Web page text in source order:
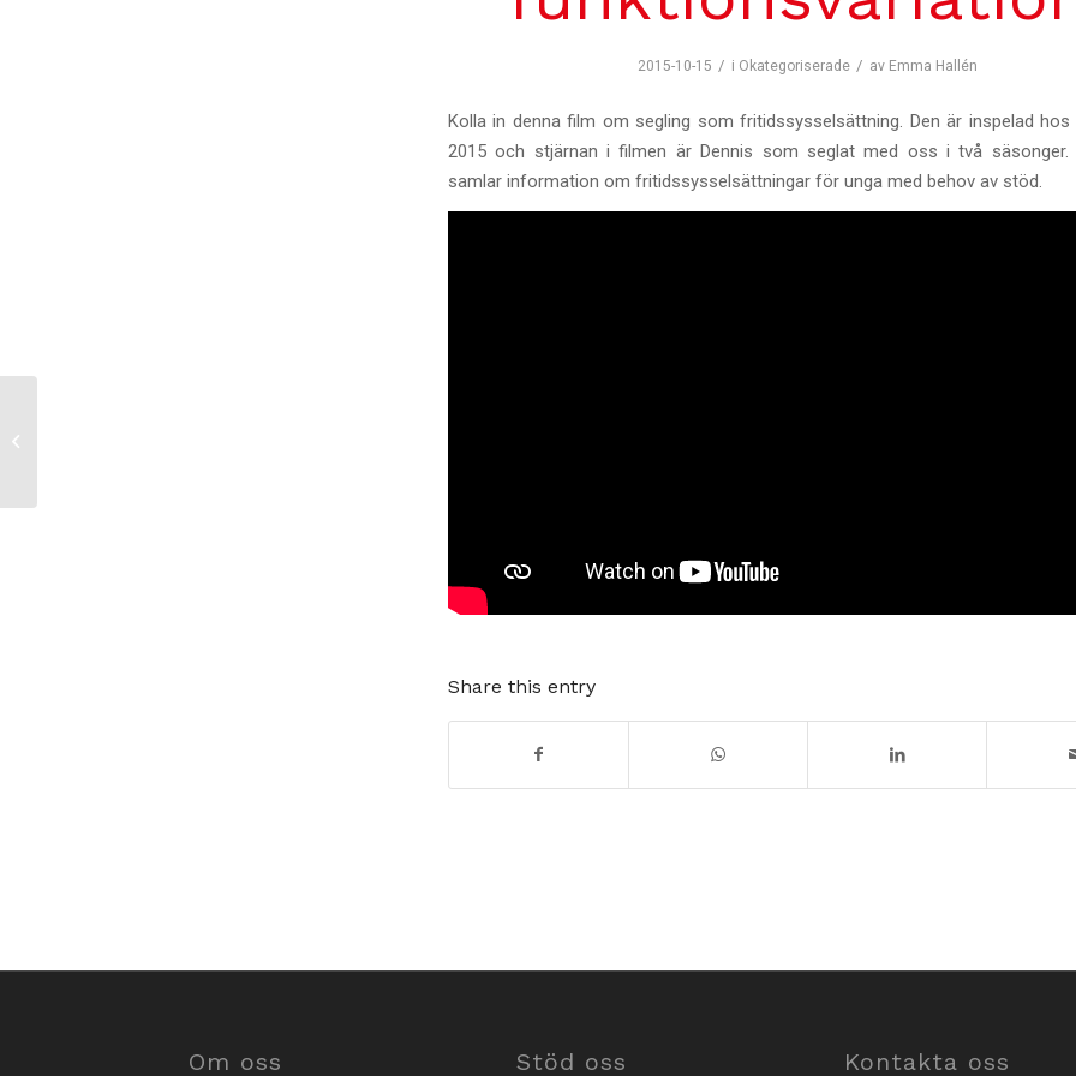
2015-10-15 / i Okategoriserade / av Emma Hallén
Kolla in denna film om segling som fritidssysselsättning. Den är inspelad hos
2015 och stjärnan i filmen är Dennis som seglat med oss i två säsonger.
samlar information om fritidssysselsättningar för unga med behov av stöd.
Share this entry
Om oss Stöd oss Kontakta oss